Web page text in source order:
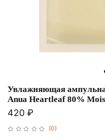
(0)
Увлажняющая
Anua Heartleaf 80%
420 ₽